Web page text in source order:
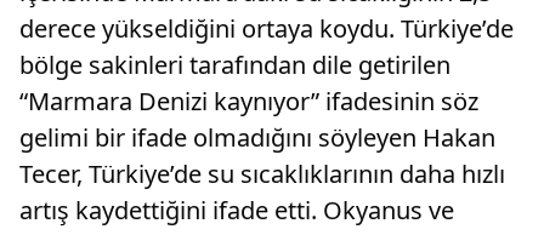
derece yükseldiğini ortaya koydu. Türkiye’de
bölge sakinleri tarafından dile getirilen
“Marmara Denizi kaynıyor” ifadesinin söz
gelimi bir ifade olmadığını söyleyen Hakan
Tecer, Türkiye’de su sıcaklıklarının daha hızlı
artış kaydettiğini ifade etti. Okyanus ve